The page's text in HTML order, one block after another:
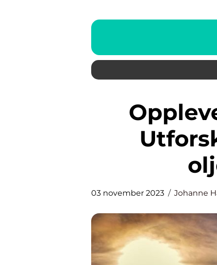
Opplevelser i Stavanger:
03 november 2023 Johanne